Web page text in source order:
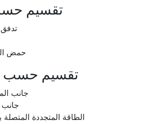
تقسيم
حمض
تقسيم حسب
جانب
جانب
الطاقة المتجددة المتصلة